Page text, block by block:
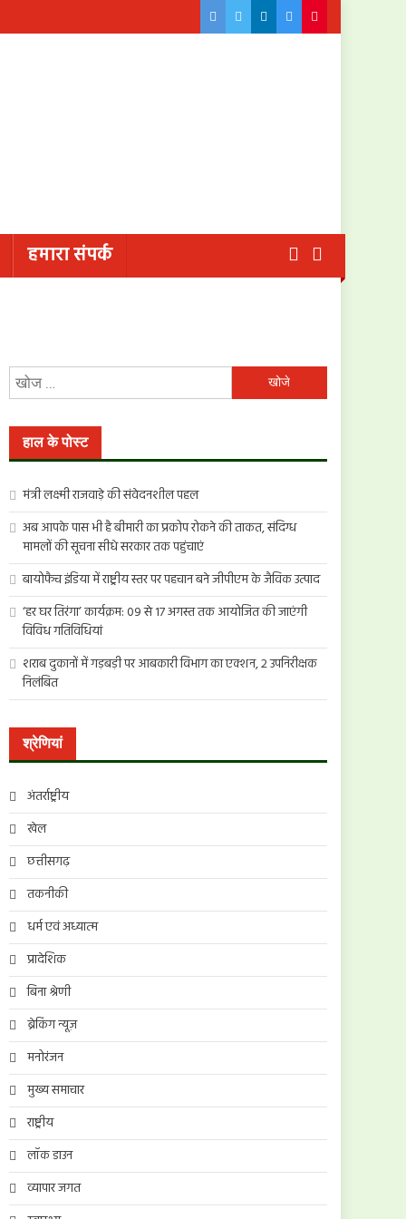
हमारा संपर्क
को
हाल के पोस्ट
मंत्री लक्ष्मी राजवाड़े की संवेदनशील पहल
अब आपके पास भी है बीमारी का प्रकोप रोकने की ताकत, संदिग्ध
मामलों की सूचना सीधे सरकार तक पहुंचाएं
बायोफैच इंडिया में राष्ट्रीय स्तर पर पहचान बने जीपीएम के जैविक उत्पाद
‘हर घर तिरंगा’ कार्यक्रम: 09 से 17 अगस्त तक आयोजित की जाएंगी
विविध गतिविधियां
शराब दुकानों में गड़बड़ी पर आबकारी विभाग का एक्शन, 2 उपनिरीक्षक
निलंबित
श्रेणियां
अंतर्राष्ट्रीय
खेल
छत्तीसगढ़
तकनीकी
धर्म एवं अध्यात्म
प्रादेशिक
बिना श्रेणी
ब्रेकिंग न्यूज़
मनोरंजन
मुख्य समाचार
राष्ट्रीय
लॉक डाउन
व्यापार जगत